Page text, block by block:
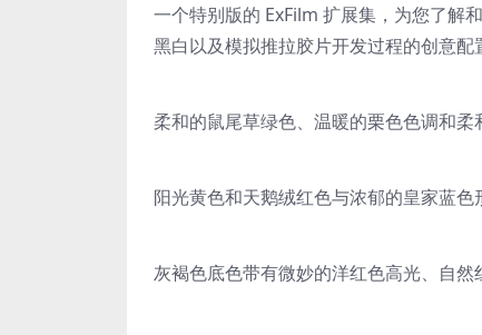
一个特别版的 ExFilm 扩展集，为您了解
黑白以及模拟推拉胶片开发过程的创意配
柔和的鼠尾草绿色、温暖的栗色色调和柔
阳光黄色和天鹅绒红色与浓郁的皇家蓝
灰褐色底色带有微妙的洋红色高光、自